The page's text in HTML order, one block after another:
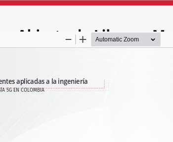
5G EN COLOMBIA